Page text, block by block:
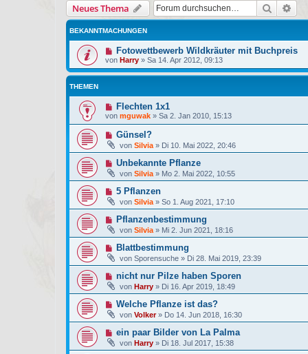
Neues Thema Suche
BEKANNTMACHUNGEN
Fotowettbewerb Wildkräuter mit Buchpreis
von Harry » Sa 14. Apr 2012, 09:13
THEMEN
Flechten 1x1
von mguwak » Sa 2. Jan 2010, 15:13
Günsel?
von Silvia » Di 10. Mai 2022, 20:46
Unbekannte Pflanze
von Silvia » Mo 2. Mai 2022, 10:55
5 Pflanzen
von Silvia » So 1. Aug 2021, 17:10
Pflanzenbestimmung
von Silvia » Mi 2. Jun 2021, 18:16
Blattbestimmung
von Sporensuche » Di 28. Mai 2019, 23:39
nicht nur Pilze haben Sporen
von Harry » Di 16. Apr 2019, 18:49
Welche Pflanze ist das?
von Volker» Do 14. Jun 2018, 16:30
ein paar Bilder von La Palma
von Harry » Di 18. Jul 2017, 15:38